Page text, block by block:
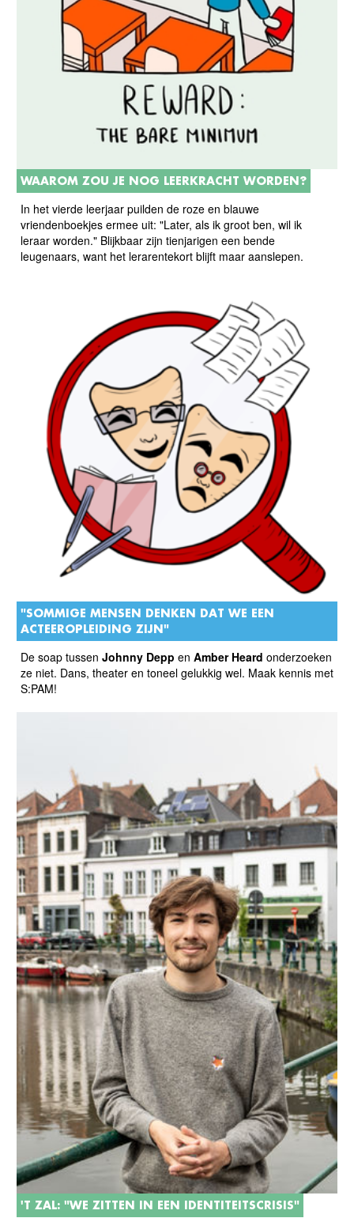
WAAROM ZOU JE NOG LEERKRACHT WORDEN?
In het vierde leerjaar puilden de roze en blauwe
vriendenboekjes ermee uit: "Later, als ik groot ben, wil ik
leraar worden." Blijkbaar zijn tienjarigen een bende
leugenaars, want het lerarentekort blijft maar aanslepen.
"SOMMIGE MENSEN DENKEN DAT WE EEN
ACTEEROPLEIDING ZIJN"
De soap tussen Johnny Depp en Amber Heard onderzoeken
ze niet. Dans, theater en toneel gelukkig wel. Maak kennis met
S:PAM!
'T ZAL: "WE ZITTEN IN EEN IDENTITEITSCRISIS"